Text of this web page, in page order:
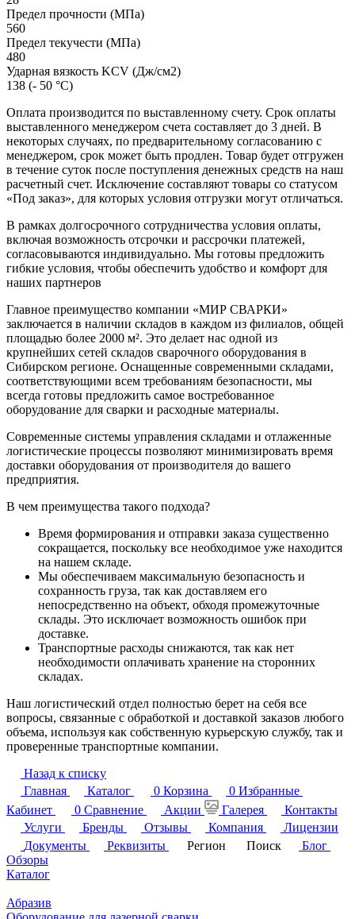
Предел прочности (МПа)
560
Предел текучести (МПа)
480
Ударная вязкость KCV (Дж/см2)
138 (- 50 °С)
Оплата производится по выставленному счету. Срок оплаты
выставленного менеджером счета составляет до 3 дней. В
некоторых случаях, по предварительному согласованию с
менеджером, срок может быть продлен. Товар будет отгружен
в течение суток после поступления денежных средств на наш
расчетный счет. Исключение составляют товары со статусом
«Под заказ», для которых условия отгрузки могут отличаться.
В рамках долгосрочного сотрудничества условия оплаты,
включая возможность отсрочки и рассрочки платежей,
согласовываются индивидуально. Мы готовы предложить
гибкие условия, чтобы обеспечить удобство и комфорт для
наших партнеров
Главное преимущество компании «МИР СВАРКИ»
заключается в наличии складов в каждом из филиалов, общей
площадью более 2000 м². Это делает нас одной из
крупнейших сетей складов сварочного оборудования в
Сибирском регионе. Оснащенные современными складами,
соответствующими всем требованиям безопасности, мы
всегда готовы предложить самое востребованное
оборудование для сварки и расходные материалы.
Современные системы управления складами и отлаженные
логистические процессы позволяют минимизировать время
доставки оборудования от производителя до вашего
предприятия.
В чем преимущества такого подхода?
Время формирования и отправки заказа существенно
сокращается, поскольку все необходимое уже находится
на нашем складе.
Мы обеспечиваем максимальную безопасность и
сохранность груза, так как доставляем его
непосредственно на объект, обходя промежуточные
склады. Это исключает возможность ошибок при
доставке.
Транспортные расходы снижаются, так как нет
необходимости оплачивать хранение на сторонних
складах.
Наш логистический отдел полностью берет на себя все
вопросы, связанные с обработкой и доставкой заказов любого
объема, используя как собственную курьерскую службу, так и
проверенные транспортные компании.
Назад к списку
Главная
Каталог 0 Корзина 0 Избранные
Кабинет
0 Сравнение Акции Галерея
Контакты
Услуги
Бренды Отзывы Компания
Лицензии
Документы
Реквизиты Регион Поиск
Блог
Обзоры
Каталог
Абразив